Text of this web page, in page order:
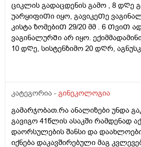
ციკლის გადაცდენის გამო , 8 დᲦე
უარყიფიᲗი იყო, გავიკეᲗე
კისტა ზომებიᲗ 29/20 მმ . 6 ᲗვიᲗ
ვაგინალურᲨი არ იყო.
10 დᲦე, სისტენზიმო 20 დᲦრ,
რამდენადსაყურადᲦებოა და Თუ
კატეგორია - გინეკოლოგია
გამარჯობათ.რა ანალიზები უნდა
გავიგო 41წლის ასაკში რამდენად
დაორსულების შანსი და
იქნება დაკავშირებული მაგ